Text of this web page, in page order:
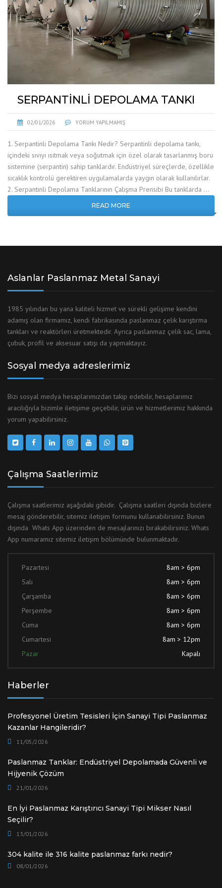
SERPANTINLI DEPOLAMA TANKI
02/01/2026 YORUM YAPILMAMIŞ
1. Serpantinli Depolama Tankı Nedir? Serpantinli depolama tankı,
içindeki sıvıyı ısıtmak veya soğutmak için özel olarak tasarlanmış boru
sistemine (serpantin) sahip tanklardır. Endüstriyel süreçlerde, özellikle
sıcaklık kontrolü gerektiren uygulamalarda yaygın olarak kullanılırlar.
2. Serpantinli Depolama Tanklarının Çalışma Prensibi Bu tanklarda …
READ MORE
Aslanlar Paslanmaz Metal Sanayi
1985 yılından bu yana kaliteli hizmet ve sürekli gelişime kendini
adamış olan firmamız, kendi fabrikasında paslanmaz çelik karıştırma
tankları ve reaktörleri üretmektedir. Ayrıca paslanmaz çelik sac, lama,
çubuk, profil ve aksesuar satışı da yapmaktayız.
Sosyal medya adreslerimiz
Bizi sosyal medya hesaplarımızdan takip edebilir, hesaplarımız
aracılığıyla bizimle iletişime geçebilir, ürün ve hizmetlerimiz hakkında
yorum yapabilirsiniz.
Çalışma Saatlerimiz
Çalışma saatlerimiz aşağıdaki gibidir. Çalışma saatleri dışında bizlere
mesaj gönderebilir, sitemiz iletişim formunu kullanabilirsiniz. Bunun
dışında Whats App üzerinden de mesajlarınızı bırakabilirsiniz. Whats
App numaramız sitemiz iletişim bölümünde bulunmaktadır.
Pazartesi
8am > 6pm
Salı
8am > 6pm
Çarşamba
8am > 6pm
Perşembe
8am > 6pm
Cuma
8am > 6pm
Cumartesi
8am > 12pm
Pazar
Kapalı
Haberler
Profesyonel Üretim Tesisleri İçin Sanayi Tipi Paslanmaz
Kazanlar Hangileridir?
11/05/2026
Paslanmaz Tanklar: Endüstriyel Depolamada Güvenli ve
Hijyenik Çözüm
21/01/2026
En İyi Paslanmaz Karıştırıcı Sanayi Tipi Mikser Nasıl
Seçilir?
13/01/2026
304 kalite ile 316 kalite paslanmaz farkı nedir?
08/01/2026